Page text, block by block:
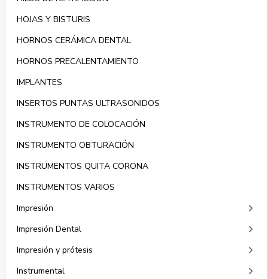
HOJAS Y BISTURIS
HORNOS CERÁMICA DENTAL
HORNOS PRECALENTAMIENTO
IMPLANTES
INSERTOS PUNTAS ULTRASONIDOS
INSTRUMENTO DE COLOCACIÓN
INSTRUMENTO OBTURACIÓN
INSTRUMENTOS QUITA CORONA
INSTRUMENTOS VARIOS
Impresión
keyboard_arrow_right
Impresión Dental keyboard_arrow_right
Impresión y prótesis keyboard_arrow_right
Instrumental keyboard_arrow_right